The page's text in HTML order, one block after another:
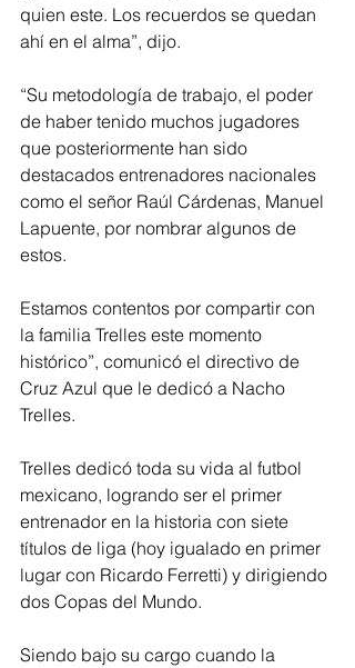
quien este. Los recuerdos se quedan
ahí en el alma”, dijo.
“Su metodología de trabajo, el poder
de haber tenido muchos jugadores
que posteriormente han sido
destacados entrenadores nacionales
como el señor Raúl Cárdenas, Manuel
Lapuente, por nombrar algunos de
estos.
Estamos contentos por compartir con
la familia Trelles este momento
histórico”, comunicó el directivo de
Cruz Azul que le dedicó a Nacho
Trelles.
Trelles dedicó toda su vida al futbol
mexicano, logrando ser el primer
entrenador en la historia con siete
títulos de liga (hoy igualado en primer
lugar con Ricardo Ferretti) y dirigiendo
dos Copas del Mundo.
Siendo bajo su cargo cuando la